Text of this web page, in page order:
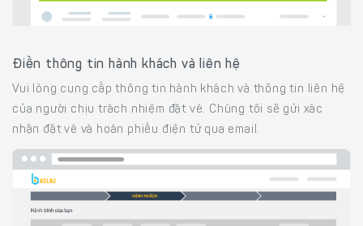
Điền thông tin hành khách và liên hệ
Vui lòng cung cấp thông tin hành khách và thông tin liên hệ
của người chịu trách nhiệm đặt vé. Chúng tôi sẽ gửi xác
nhận đặt vé và hoán phiếu điện tử qua email.